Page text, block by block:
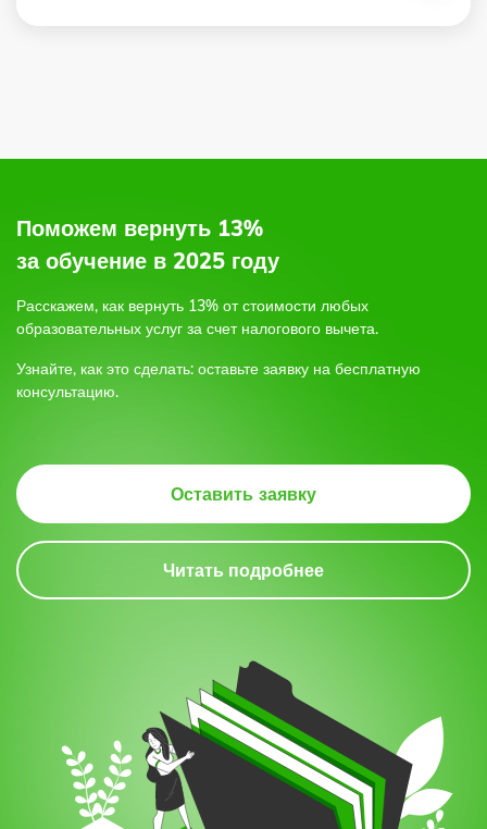
по форме обратной связи на сайте,
3.
4.
5.
Поможем вернуть 13%
за обучение в 2025 году
Расскажем, как вернуть 13% от стоимости любых
образовательных услуг за счет налогового вычета.
Узнайте, как это сделать: оставьте заявку на бесплатную
консультацию.
Оставить заявку
Читать подробнее